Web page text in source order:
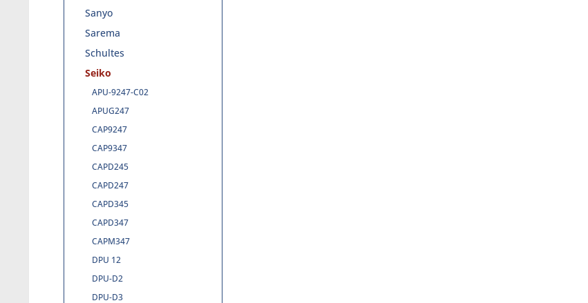
Sanyo
Sarema
Schultes
Seiko
APU-9247-C02
APUG247
CAP9247
CAP9347
CAPD245
CAPD247
CAPD345
CAPD347
CAPM347
DPU 12
DPU-D2
DPU-D3